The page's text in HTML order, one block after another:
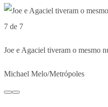
7 de 7
Joe e Agaciel tiveram o mesmo
Michael Melo/Metrópoles